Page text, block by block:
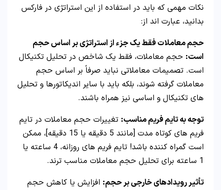
نکات مهمی که باید در استفاده از این استراتژی در فارکس
بدانید، عبارت‌ اند از:
حجم معاملات فقط یک جزء از استراتژی بر اساس حجم
است: حجم معاملات، فقط یک شاخص در تحلیل تکنیکال
است. تصمیمات معاملاتی نباید صرفاً بر اساس حجم
معاملات گرفته شوند، بلکه باید با سایر اندیکاتورها و تحلیل
های تکنیکال و اساسی نیز همراه باشند.
توجه به تایم فریم مناسب: تغییرات حجم معاملات در تایم
فریم های کوتاه مدت [مانند 5 دقیقه یا 15 دقیقه]، ممکن
است گمراه کننده باشد! تایم فریم های روزانه، 4 ساعته یا
1 ساعته برای تحلیل حجم معاملات مناسب ترند.
تأثیر رویدادهای خارجی بر حجم: افزایش یا کاهش حجم